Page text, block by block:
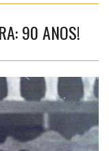
90 ANOS!